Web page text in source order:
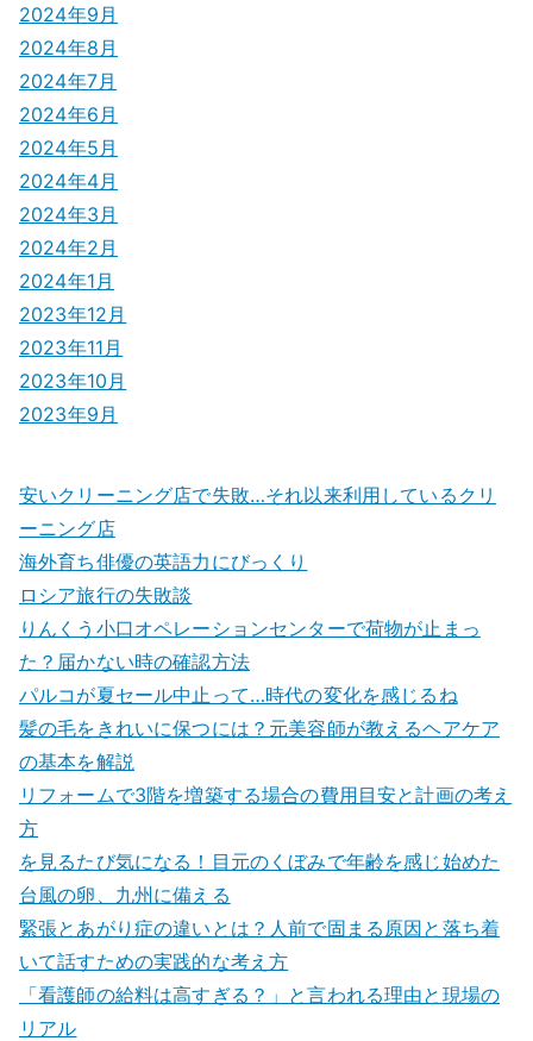
2024年9月
2024年8月
2024年7月
2024年6月
2024年5月
2024年4月
2024年3月
2024年2月
2024年1月
2023年12月
2023年11月
2023年10月
2023年9月
安いクリーニング店で失敗…それ以来利用しているクリ
ーニング店
海外育ち俳優の英語力にびっくり
ロシア旅行の失敗談
りんくう小口オペレーションセンターで荷物が止まっ
た？届かない時の確認方法
パルコが夏セール中止って…時代の変化を感じるね
髪の毛をきれいに保つには？元美容師が教えるヘアケア
の基本を解説
リフォームで3階を増築する場合の費用目安と計画の考え
方
を見るたび気になる！目元のくぼみで年齢を感じ始めた
台風の卵、九州に備える
緊張とあがり症の違いとは？人前で固まる原因と落ち着
いて話すための実践的な考え方
「看護師の給料は高すぎる？」と言われる理由と現場の
リアル